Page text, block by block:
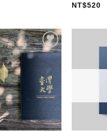
NT$520
加入
「願
望輕
單」